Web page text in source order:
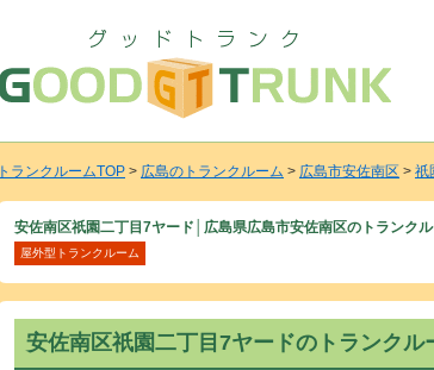
トランクルームTOP > 広島のトランクルーム > 広島市安佐南区 > 祇
安佐南区祇園二丁目7ヤード│広島県広島市安佐南区のトラン
屋外型トランクルーム
安佐南区祇園二丁目7ヤードのトランクル